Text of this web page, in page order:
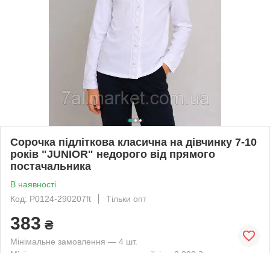
Сорочка підліткова класична на дівчинку 7-10
років "JUNIOR" недорого від прямого
постачальника
В наявності
Код: P0124-290207ft
Тільки опт
383 ₴
Мінімальне замовлення — 4 шт.